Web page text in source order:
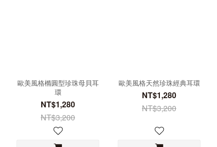
歐美風格橢圓型珍珠母貝耳
環
NT$1,280
NT$3,200
歐美風格天然珍珠經典耳環
NT$1,280
NT$3,200